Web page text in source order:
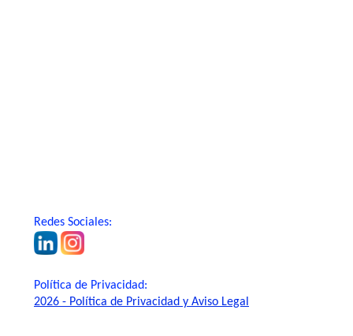
Redes Sociales:
Política de Privacidad:
2026 - Política de Privacidad y Aviso Legal